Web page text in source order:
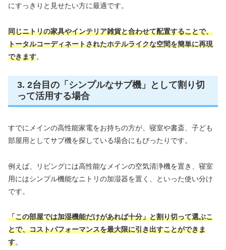
にすっきりと見せたい方に最適です。
同じニトリの家具やインテリア雑貨と合わせて配置することで、
トータルコーディネートされたホテルライクな空間を簡単に再現
できます。
3. 2台目の「シンプルなサブ機」として割り切
って活用する場合
すでにメインの高性能家電をお持ちの方が、寝室や書斎、子ども
部屋用としてサブ機を探している場合にもぴったりです。
例えば、リビングには高性能なメインの空気清浄機を置き、寝室
用にはシンプル機能なニトリの加湿器を置く、といった使い分け
です。
「この部屋では加湿機能だけがあれば十分」と割り切って選ぶこ
とで、コストパフォーマンスを最大限に引き出すことができま
す。